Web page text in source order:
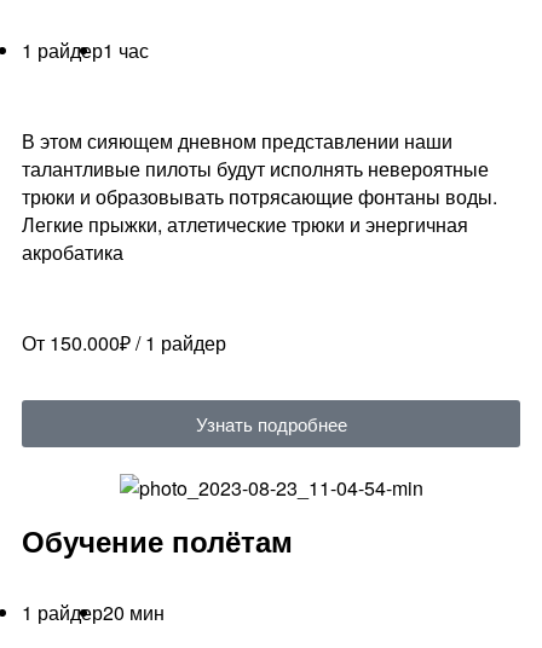
1 райдер1 час
В этом сияющем дневном представлении наши
талантливые пилоты будут исполнять невероятные
трюки и образовывать потрясающие фонтаны воды.
Легкие прыжки, атлетические трюки и энергичная
акробатика
От 150.000₽ / 1 райдер
Узнать подробнее
Обучение полётам
1 райдер20 мин